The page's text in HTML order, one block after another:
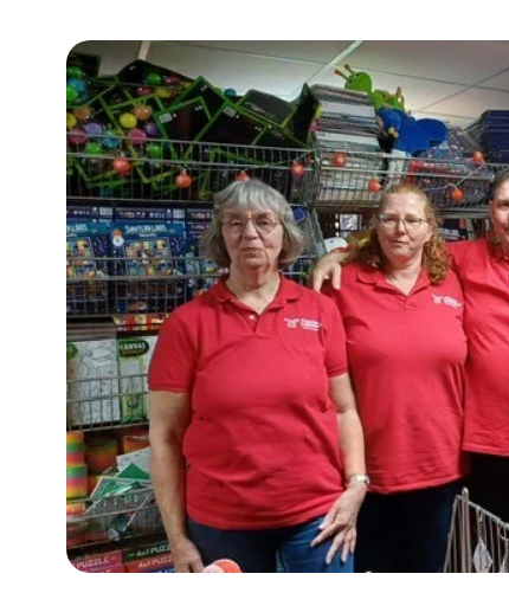
welkomstcultuur >
Weerbare gemeenschappen
Voorbereiden op crisis, noodsteunpunten,
ontmoetingsplekken >
Samenwerken en lokale politiek
Lobbyen, invloed uitoefenen,
maatschappelijke impact >
Advies of hulp nodig?
Je kunt altijd contact met ons opnemen via
030 231